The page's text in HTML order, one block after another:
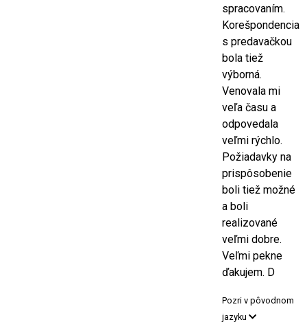
spracovaním.
Korešpondencia
s predavačkou
bola tiež
výborná.
Venovala mi
veľa času a
odpovedala
veľmi rýchlo.
Požiadavky na
prispôsobenie
boli tiež možné
a boli
realizované
veľmi dobre.
Veľmi pekne
ďakujem. D
Pozri v pôvodnom
jazyku